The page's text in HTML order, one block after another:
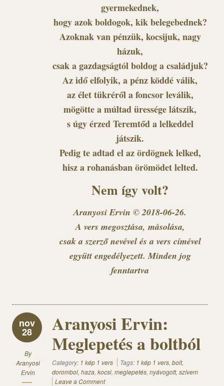
gyermekednek,
hogy azok boldogok, kik belegebednek?
Azoknak van pénzük, kocsijuk, nagy
házuk,
csak a gazdagságtól boldog a családjuk?
Az idő elfolyik, a pénz köddé válik,
az élet tükréről a foncsor leválik,
mögötte a múltad üressége látszik,
s úgy érzed Teremtőd a lelkeddel
játszik.
Pedig te adtad el az ördögnek lelked,
hisz a rohanásban örömödet lelted.
Nem így volt?
Aranyosi Ervin © 2018-06-26.
A vers megosztása, másolása,
csak a szerző nevével és a vers címével
együtt engedélyezett. Minden jog
fenntartva
nov
28
By
Aranyosi
Ervin
Aranyosi Ervin:
Meglepetés a boltból
Category: 1 kép 1 vers Tags: 1 kép 1 vers, bolt,
dorombol, haza, kocsi, meglepetés, nyávogott, szívem
Leave a Comment